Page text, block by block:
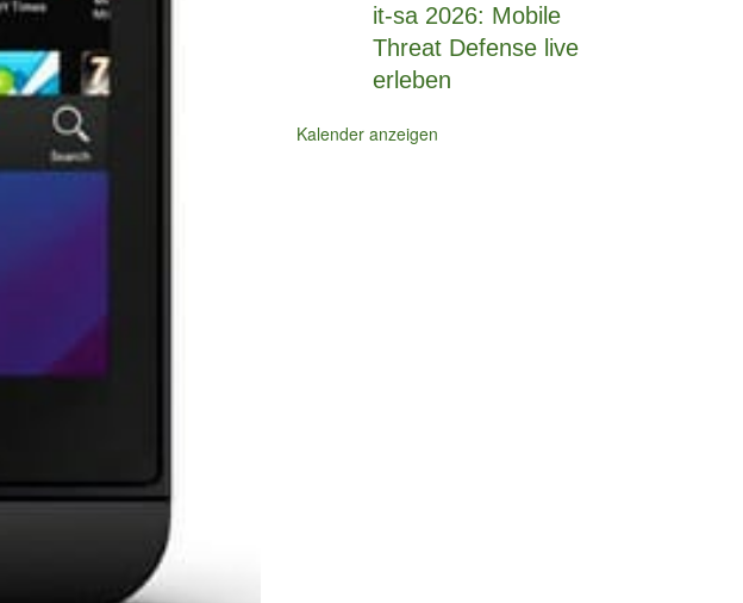
it-sa 2026: Mobile
Threat Defense live
erleben
Kalender anzeigen